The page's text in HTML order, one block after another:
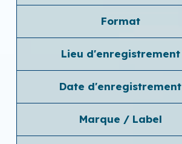
Format
Lieu d'enregistrement
Date d'enregistrement
Marque / Label